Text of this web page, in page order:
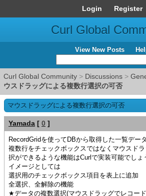
Login Register
Curl Global
View New Posts
Curl Global Community > Discussions >
ウスドラッグによる複数行選択の可否
マウスドラッグによる複数行選択の可否
Yamada [ 0 ]
RecordGridを使ってDBから取得した一覧デー
複数行をチェックボックスではなくマウスド
択ができるような機能はCurlで実装可能でしょ
イメージとしては
選択用のチェックボックス項目を表上に追加
全選択、全解除の機能
★データの複数選択(マウスドラッグでレコー